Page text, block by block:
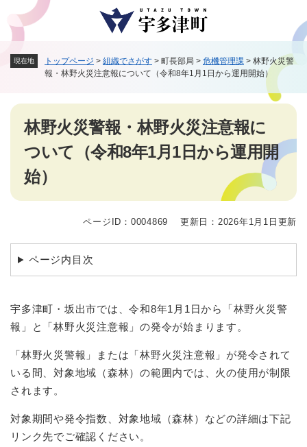
メニューを飛ばして本文へ
現在地 トップページ > 組織でさがす > 町長部局 > 危機管理課 > 林野火災警
報・林野火災注意報について（令和8年1月1日から運用開始）
本
林野火災警報・林野火災注意報に
ついて（令和8年1月1日から運用開
始）
ページID：0004869 更新日：2026年1月1日更新
ページ内目次
宇多津町・坂出市では、令和8年1月1日から「林野火災警
報」と「林野火災注意報」の発令が始まります。
「林野火災警報」または「林野火災注意報」が発令されて
いる間、対象地域（森林）の範囲内では、火の使用が制限
されます。
対象期間や発令指数、対象地域（森林）などの詳細は下記
リンク先でご確認ください。